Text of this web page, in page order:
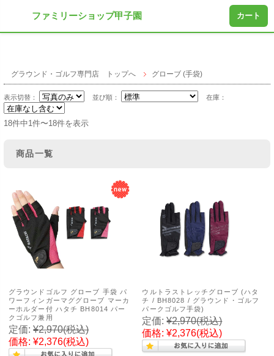
グラウンド・ゴルフ専門店 トップへ グローブ (手袋)
表示切替： 並び順： 在庫：
18件中1件〜18件を表示
商品一覧
グラウンドゴルフ グローブ 手袋 パ
ワーフィンガーマググローブ マーカ
ーホルダー付 ハタチ BH8014 パー
クゴルフ兼用
定価: ¥2,970(税込)
価格: ¥2,376(税込)
ウルトラストレッチグローブ (ハタ
チ / BH8028 / グラウンド・ゴルフ
パークゴルフ手袋)
定価: ¥2,970(税込)
価格: ¥2,376(税込)
ファミリーショップ甲子園 カート